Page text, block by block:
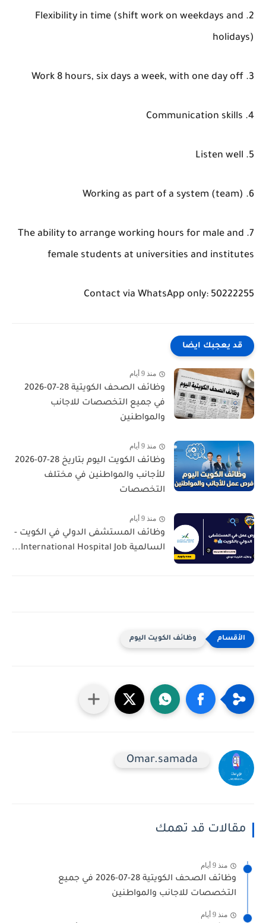
2. Flexibility in time (shift work on weekdays and
holidays)
3. Work 8 hours, six days a week, with one day off
4. Communication skills
5. Listen well
6. Working as part of a system (team)
7. The ability to arrange working hours for male and
female students at universities and institutes
Contact via WhatsApp only: 50222255
قد يعجبك ايضا
منذ 9 أيام
وظائف الصحف الكويتية 28-07-2026
في جميع التخصصات للاجانب
والمواطنين
منذ 9 أيام
وظائف الكويت اليوم بتاريخ 28-07-2026
للأجانب والمواطنين في مختلف
التخصصات
منذ 9 أيام
وظائف المستشفى الدولي في الكويت -
السالمية International Hospital Job...
وظائف الكويت اليوم
Omar.samada
مقالات قد تهمك
منذ 9 أيام
وظائف الصحف الكويتية 28-07-2026 في جميع
التخصصات للاجانب والمواطنين
منذ 9 أيام